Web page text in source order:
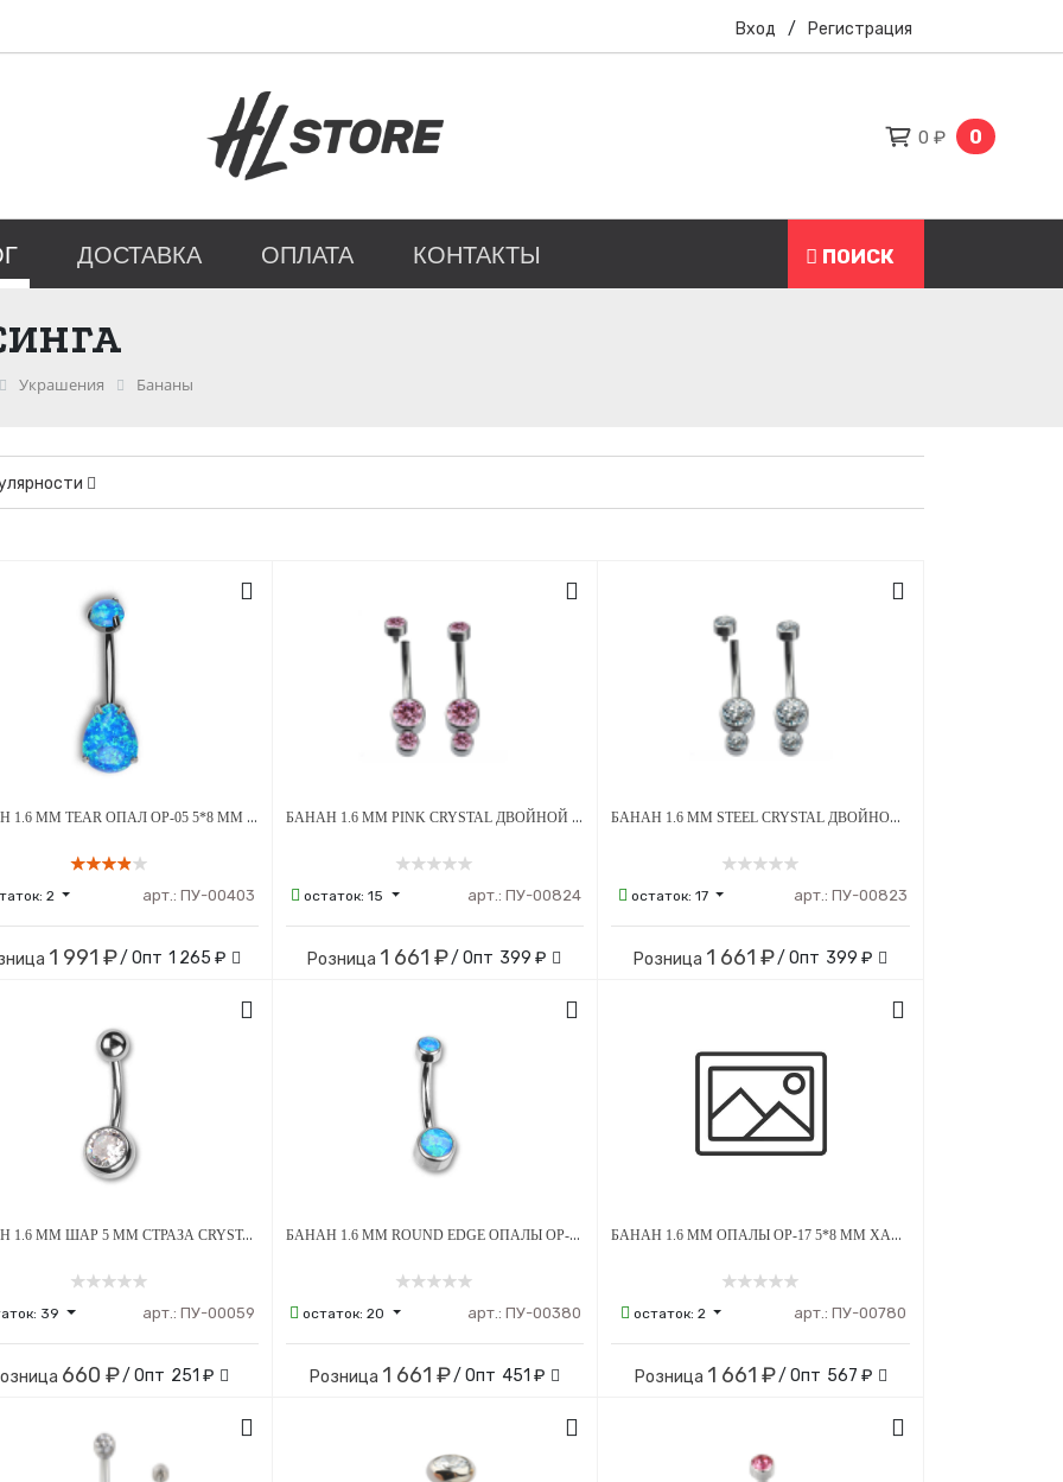
Вход / Регистрация
0 ₽ 0
ДОСТАВКА ОПЛАТА КОНТАКТЫ ПОИСК
Украшения Бананы
БАНАН 1.6 ММ TEAR ОПАЛ OP-05 5*8 ММ ВНУТРЕННЯЯ РЕЗЬБА ТИТАН
2 арт.: ПУ-00403
1 991 ₽/ Опт 1 265 ₽
БАНАН 1.6 ММ PINK CRYSTAL ДВОЙНОЙ 4Х6 ММ ВНУТРЕННЯЯ РЕЗЬБА ТИТАН
остаток:15 арт.: ПУ-00824
Розница 1 661 ₽/ Опт 399 ₽
БАНАН 1.6 ММ STEEL CRYSTAL ДВОЙНОЙ 4Х6 ММ ВНУТРЕННЯЯ РЕЗЬБА ТИТАН
остаток:17 арт.: ПУ-00823
Розница 1 661 ₽/ Опт 399 ₽
БАНАН 1.6 ММ ШАР 5 ММ СТРАЗА CRYSTAL 8 ММ ВНУТРЕННЯЯ РЕЗЬБА ТИТАН
39 арт.: ПУ-00059
660 ₽/ Опт 251 ₽
БАНАН 1.6 ММ ROUND EDGE ОПАЛЫ OP-05 4 Х 6 СМ ВНУТРЕННЯЯ РЕЗЬБА ТИТАН
остаток:20 арт.: ПУ-00380
Розница 1 661 ₽/ Опт 451 ₽
БАНАН 1.6 ММ ОПАЛЫ OP-17 5*8 ММ ХАМЕЛЕОН ВНУТРЕННЯЯ РЕЗЬБА ТИТАН
остаток:2 арт.: ПУ-00780
Розница 1 661 ₽/ Опт 567 ₽